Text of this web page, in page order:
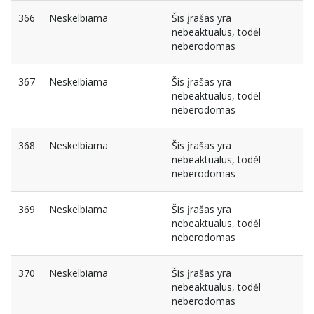
366 Neskelbiama
Šis įrašas yra
nebeaktualus, todėl
neberodomas
367 Neskelbiama
Šis įrašas yra
nebeaktualus, todėl
neberodomas
368 Neskelbiama
Šis įrašas yra
nebeaktualus, todėl
neberodomas
369 Neskelbiama
Šis įrašas yra
nebeaktualus, todėl
neberodomas
370 Neskelbiama
Šis įrašas yra
nebeaktualus, todėl
neberodomas